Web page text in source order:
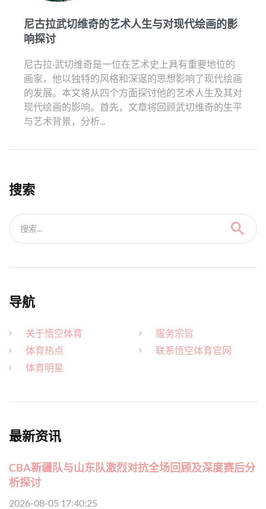
尼古拉武切维奇的艺术人生与对现代绘画的影
响探讨
尼古拉·武切维奇是一位在艺术史上具有重要地位的
画家，他以独特的风格和深邃的思想影响了现代绘画
的发展。本文将从四个方面探讨他的艺术人生及其对
现代绘画的影响。首先，文章将回顾武切维奇的生平
与艺术背景，分析...
搜索
搜索...
导航
关于悟空体育
体育热点
体育明星
服务宗旨
联系悟空体育官网
最新资讯
CBA新疆队与山东队激烈对抗全场回顾及深度赛后分
析探讨
2026-08-05 17:40:25